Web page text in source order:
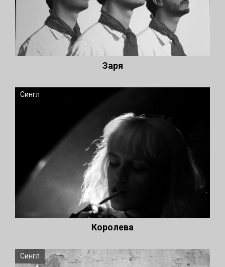
Заря
Сингл
Королева
Сингл